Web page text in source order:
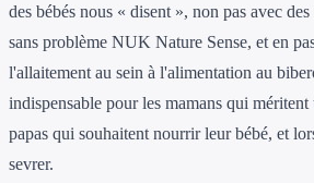
des bébés nous « disent », non pas avec
sans problème NUK Nature Sense, et en
l'allaitement au sein à l'alimentation au
indispensable pour les mamans qui méritent
papas qui souhaitent nourrir leur bébé, et
sevrer.